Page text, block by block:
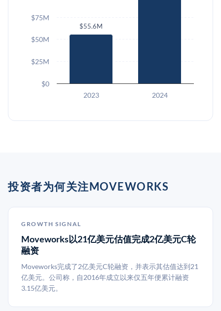
$55.6M
2023 2024
$0
$25M
$50M
$75M
投资者为何关注MOVEWORKS
GROWTH SIGNAL
Moveworks以21亿美元估值完成2亿美元C轮
融资
Moveworks完成了2亿美元C轮融资，并表示其估值达到21
亿美元。公司称，自2016年成立以来仅五年便累计融资
3.15亿美元。